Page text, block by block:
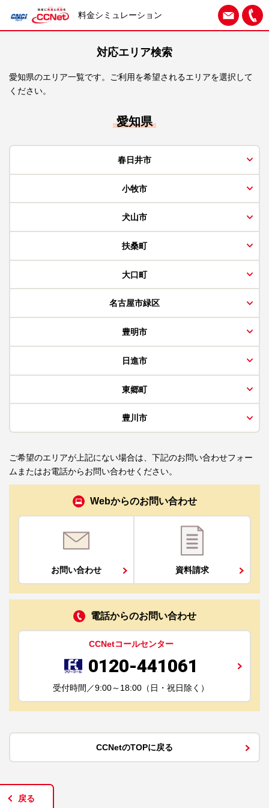
料金シミュレーション
対応エリア検索
愛知県のエリア一覧です。ご利用を希望されるエリアを選択して
ください。
愛知県
春日井市
小牧市
犬山市
扶桑町
大口町
名古屋市緑区
豊明市
日進市
東郷町
豊川市
ご希望のエリアが上記にない場合は、下記のお問い合わせフォー
ムまたはお電話からお問い合わせください。
Webからのお問い合わせ
お問い合わせ 資料請求
電話からのお問い合わせ
CCNetコールセンター
0120-441061
受付時間／9:00～18:00（日・祝日除く）
CCNetのTOPに戻る
戻る